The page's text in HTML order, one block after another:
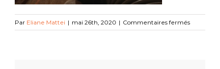
Par Eliane Mattei | mai 26th, 2020 | Commentaires ferméssur
IMG_6489